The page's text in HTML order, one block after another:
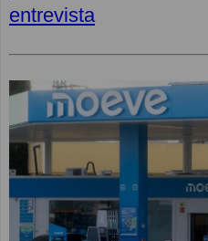
entrevista